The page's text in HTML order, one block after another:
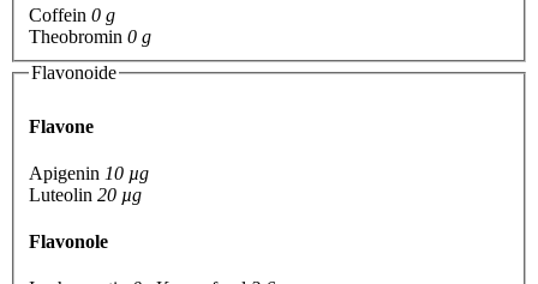
Coffein 0 g
Theobromin 0 g
Flavonoide
Flavone
Apigenin 10 µg
Luteolin 20 µg
Flavonole